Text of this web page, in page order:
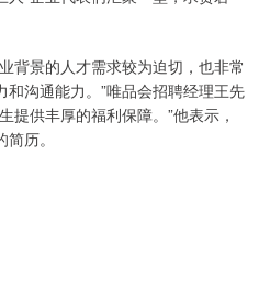
背景的人才需求较为迫切，也非常
沟通能力。”唯品会招聘经理王先
提供丰厚的福利保障。”他表示，
历。